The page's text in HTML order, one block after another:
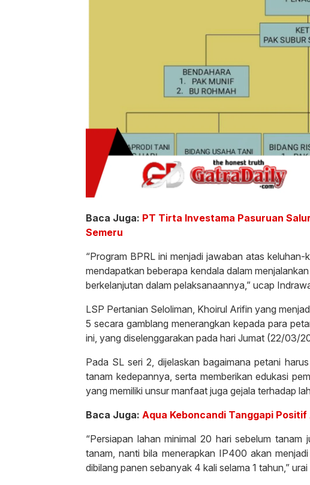
Baca Juga: PT Tirta Investama Pasuruan
Semeru
“Program BPRL ini menjadi jawaban atas
mendapatkan beberapa kendala dalam
berkelanjutan dalam pelaksanaannya,” ucap
LSP Pertanian Seloliman, Khoirul Arifin yang
5 secara gamblang menerangkan kepada para
ini, yang diselenggarakan pada hari Jumat (22/03/
Pada SL seri 2, dijelaskan bagaimana petani
tanam kedepannya, serta memberikan edukasi
yang memiliki unsur manfaat juga gejala terhadap
Baca Juga: Aqua Keboncandi Tanggapi
“Persiapan lahan minimal 20 hari sebelum
tanam, nanti bila menerapkan IP400 akan
dibilang panen sebanyak 4 kali selama 1 tahun,”